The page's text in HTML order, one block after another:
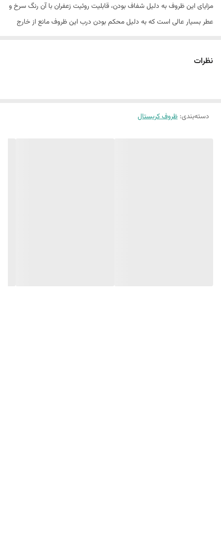
مزایای این ظروف به دلیل شفاف بودن، قابلیت روئیت زعفران با آن رنگ سرخ و
عطر بسیار عالی است که به دلیل محکم بودن درب این ظروف مانع از خارج
نظرات
دسته‌بندی: ظروف کریستال